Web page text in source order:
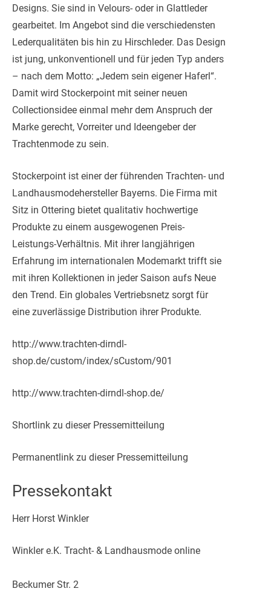
Designs. Sie sind in Velours- oder in Glattleder
gearbeitet. Im Angebot sind die verschiedensten
Lederqualitäten bis hin zu Hirschleder. Das Design
ist jung, unkonventionell und für jeden Typ anders
– nach dem Motto: „Jedem sein eigener Haferl“.
Damit wird Stockerpoint mit seiner neuen
Collectionsidee einmal mehr dem Anspruch der
Marke gerecht, Vorreiter und Ideengeber der
Trachtenmode zu sein.
Stockerpoint ist einer der führenden Trachten- und
Landhausmodehersteller Bayerns. Die Firma mit
Sitz in Ottering bietet qualitativ hochwertige
Produkte zu einem ausgewogenen Preis-
Leistungs-Verhältnis. Mit ihrer langjährigen
Erfahrung im internationalen Modemarkt trifft sie
mit ihren Kollektionen in jeder Saison aufs Neue
den Trend. Ein globales Vertriebsnetz sorgt für
eine zuverlässige Distribution ihrer Produkte.
http://www.trachten-dirndl-
shop.de/custom/index/sCustom/901
http://www.trachten-dirndl-shop.de/
Shortlink zu dieser Pressemitteilung
Permanentlink zu dieser Pressemitteilung
Pressekontakt
Herr Horst Winkler
Winkler e.K. Tracht- & Landhausmode online
Beckumer Str. 2